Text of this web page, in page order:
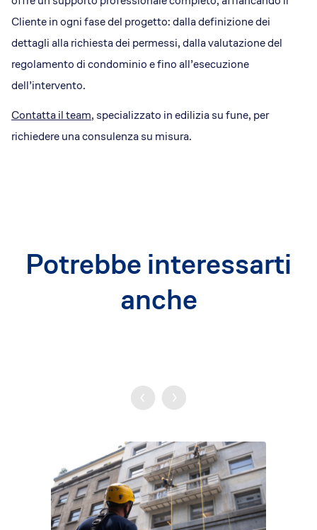
Cliente in ogni fase del progetto: dalla definizione dei
dettagli alla richiesta dei permessi, dalla valutazione del
regolamento di condominio e fino all’esecuzione
dell’intervento.
Contatta il team, specializzato in edilizia su fune, per
richiedere una consulenza su misura.
Potrebbe interessarti
anche